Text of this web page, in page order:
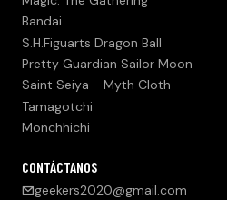
Bandai
S.H.Figuarts Dragon Ball
Pretty Guardian Sailor Moon
Saint Seiya - Myth Cloth
Tamagotchi
Monchhichi
CONTÁCTANOS
geekers2020@gmail.com